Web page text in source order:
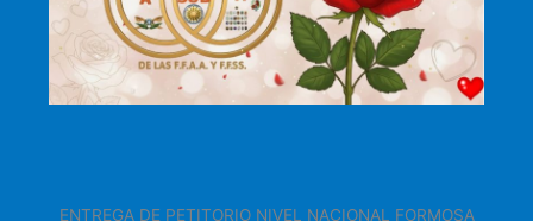
ENTREGA DE PETITORIO NIVEL NACIONAL FORMOSA